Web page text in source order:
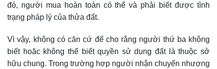
đó, người mua hoàn toàn có thể và phải biết được tình
trạng pháp lý của thửa đất.
Vì vậy, không có căn cứ để cho rằng người thứ ba không
biết hoặc không thể biết quyền sử dụng đất là thuộc sở
hữu chung. Trong trường hợp người nhận chuyển nhượng